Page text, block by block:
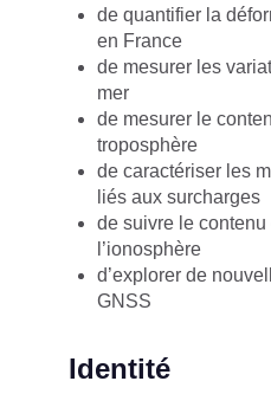
de quantifier la
en France
de mesurer les
mer
de mesurer le
troposphère
de caractériser les
liés aux surcharges
de suivre le
l’ionosphère
d’explorer de
GNSS
Identité